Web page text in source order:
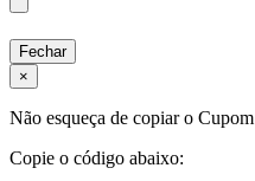
Fechar
×
Não esqueça de copiar o Cupom
Copie o código abaixo: